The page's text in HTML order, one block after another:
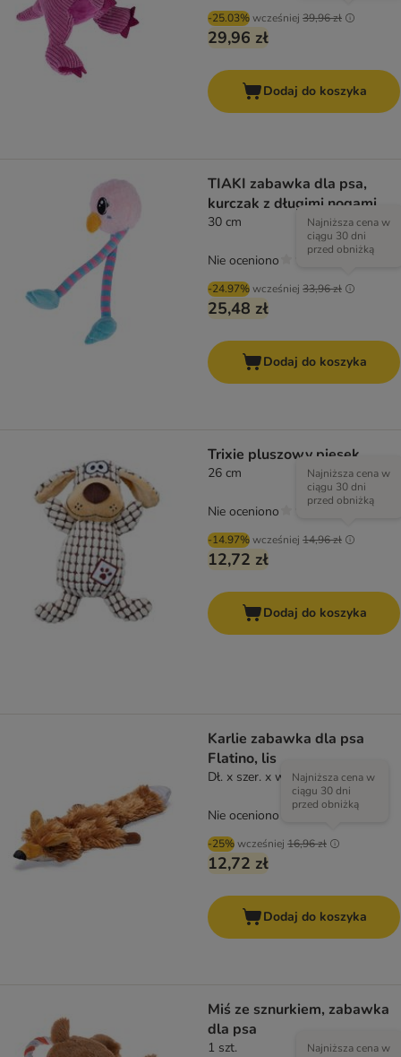
-25.03%wcześniej 39,96 zł
29,96 zł
Dodaj do koszyka
TIAKI zabawka dla psa,
kurczak z długimi nogami
30 cm
-24.97%wcześniej 33,96 zł
Najniższa cena w
ciągu 30 dni
przed obniżką
25,48 zł
Nie oceniono
Dodaj do koszyka
Trixie pluszowy piesek
26 cm
-14.97%wcześniej 14,96 zł
Najniższa cena w
ciągu 30 dni
przed obniżką
12,72 zł
Nie oceniono
Dodaj do koszyka
Karlie zabawka dla psa
Flatino, lis
Dł. x szer. x wys.: 30 x 10 x 3 cm
-25%wcześniej 16,96 zł
Najniższa cena w
ciągu 30 dni
przed obniżką
12,72 zł
Nie oceniono
Dodaj do koszyka
Miś ze sznurkiem, zabawka
dla psa
1 szt.
Najniższa cena w